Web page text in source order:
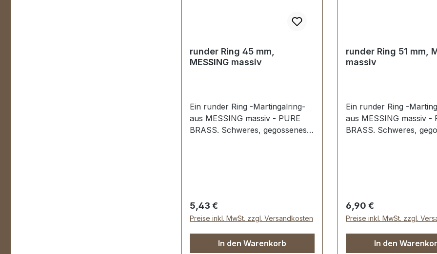
runder Ring 45 mm,
MESSING massiv
Ein runder Ring -Martingalring-
aus MESSING massiv - PURE
BRASS. Schweres, gegossenes
mm, Materialstärke: 6,5 mm.
Lieferumfang: 1 Stück Ring
Regulärer Preis:
5,43 €
Preise inkl. MwSt. zzgl. Versandkosten
In den Warenkorb
runder Ring 51 mm,
massiv
Ein runder Ring -
aus MESSING massiv -
BRASS. Schweres,
mm, Materialstärke: 6,2
Lieferumfang: 1 Stück
Regulärer Preis:
6,90 €
Preise inkl. MwSt. zzgl.
In den